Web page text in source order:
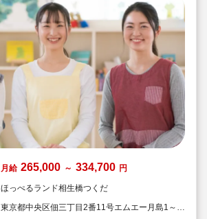
月給 265,000 ～ 334,700 円
ほっぺるランド相生橋つくだ
東京都中央区佃三丁目2番11号エムエー月島1～3